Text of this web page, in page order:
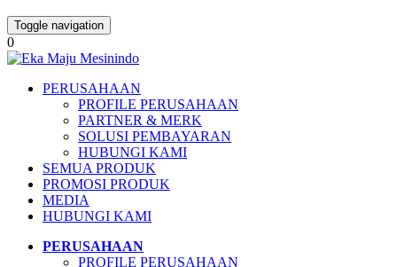
Toggle navigation
0
PERUSAHAAN
PROFILE PERUSAHAAN
PARTNER & MERK
SOLUSI PEMBAYARAN
HUBUNGI KAMI
SEMUA PRODUK
PROMOSI PRODUK
MEDIA
HUBUNGI KAMI
PERUSAHAAN
PROFILE PERUSAHAAN